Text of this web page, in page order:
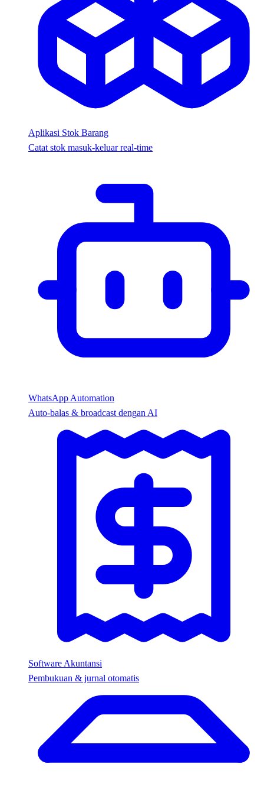
Aplikasi Stok Barang
Catat stok masuk-keluar real-time
WhatsApp Automation
Auto-balas & broadcast dengan AI
Software Akuntansi
Pembukuan & jurnal otomatis